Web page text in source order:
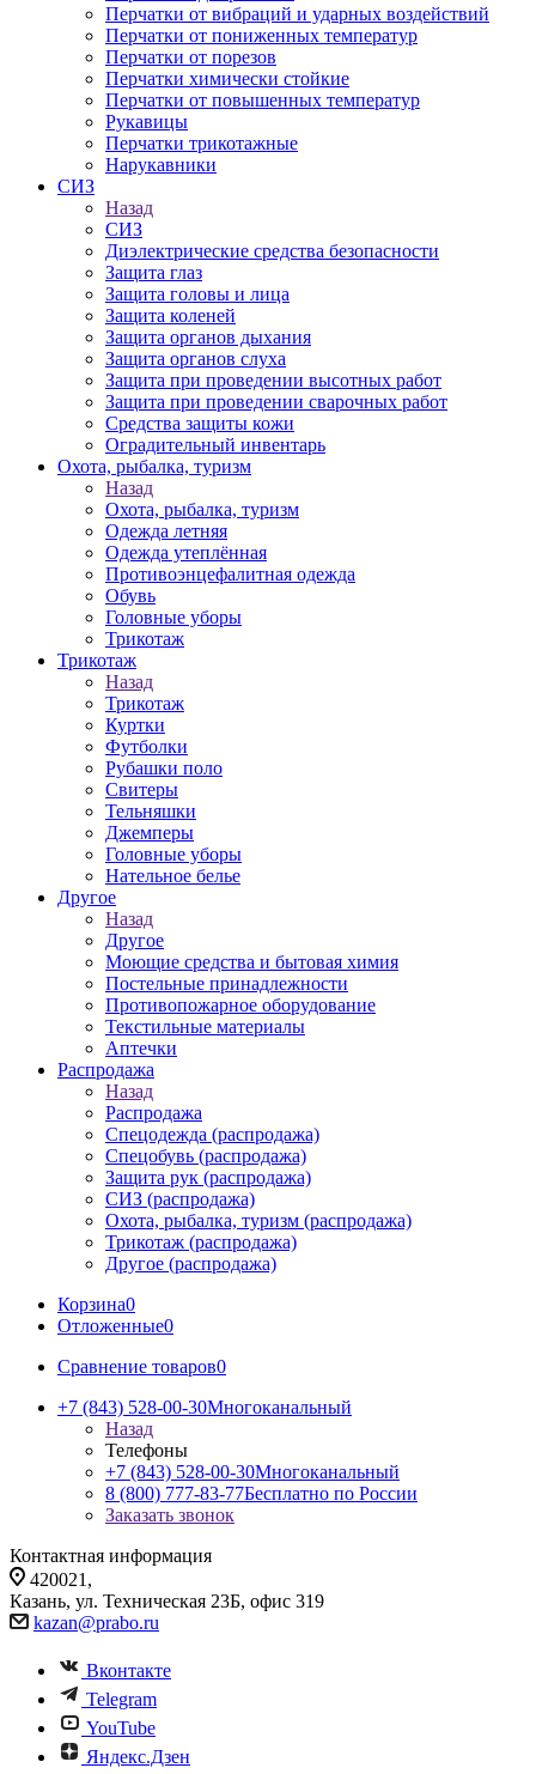
Перчатки от вибраций и ударных воздействий
Перчатки от пониженных температур
Перчатки от порезов
Перчатки химически стойкие
Перчатки от повышенных температур
Рукавицы
Перчатки трикотажные
Нарукавники
СИЗ
Назад
СИЗ
Диэлектрические средства безопасности
Защита глаз
Защита головы и лица
Защита коленей
Защита органов дыхания
Защита органов слуха
Защита при проведении высотных работ
Защита при проведении сварочных работ
Средства защиты кожи
Оградительный инвентарь
Охота, рыбалка, туризм
Назад
Охота, рыбалка, туризм
Одежда летняя
Одежда утеплённая
Противоэнцефалитная одежда
Обувь
Головные уборы
Трикотаж
Трикотаж
Назад
Трикотаж
Куртки
Футболки
Рубашки поло
Свитеры
Тельняшки
Джемперы
Головные уборы
Нательное белье
Другое
Назад
Другое
Моющие средства и бытовая химия
Постельные принадлежности
Противопожарное оборудование
Текстильные материалы
Аптечки
Распродажа
Назад
Распродажа
Спецодежда (распродажа)
Спецобувь (распродажа)
Защита рук (распродажа)
СИЗ (распродажа)
Охота, рыбалка, туризм (распродажа)
Трикотаж (распродажа)
Другое (распродажа)
Корзина0
Отложенные0
Сравнение товаров0
+7 (843) 528-00-30Многоканальный
Назад
Телефоны
+7 (843) 528-00-30Многоканальный
8 (800) 777-83-77Бесплатно по России
Заказать звонок
Контактная информация
420021,
Казань, ул. Техническая 23Б, офис 319
kazan@prabo.ru
Вконтакте
Telegram
YouTube
Яндекс.Дзен